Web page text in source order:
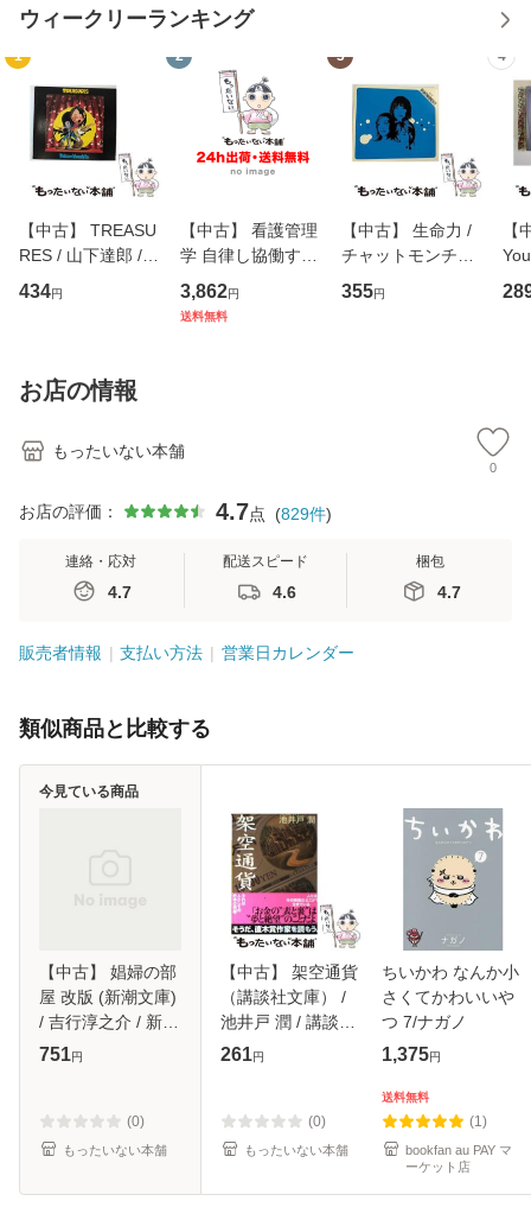
ウィークリーランキング
1
【中古】 TREASU
RES / 山下達郎 /
イーストウエス
ト・ジャパン [CD]
434円
2
【中古】 看護管理
学 自律し協働する
専門職の看護マネ
ジメントスキル 改
3,862円
送料無料
3
【中古】 生命力 /
チャットモンチー /
キューンレコード
[CD]【メール便送
355円
4
【
のが
お店の情報
もったいない本舗
0
お店の評価： 4.7点 (829件)
連絡・応対
4.7
配送スピード
4.6
梱包
4.7
販売者情報 支払い方法 営業日カレンダー
類似商品と比較する
【中古】 娼婦の部
屋 改版 (新潮文庫)
/ 吉行淳之介 / 新潮
社 [文庫]【メール
751円
(0)
もったいない本舗
今見ている商品
【中古】 架空通貨
（講談社文庫） /
池井戸 潤 / 講談社
[文庫]【メール便送
261円
(0)
もったいない本舗
ちいかわ なんか小
さくてかわいいや
つ 7/ナガノ
1,375円
送料無料
(1)
bookfan au PAY マ
ーケット店